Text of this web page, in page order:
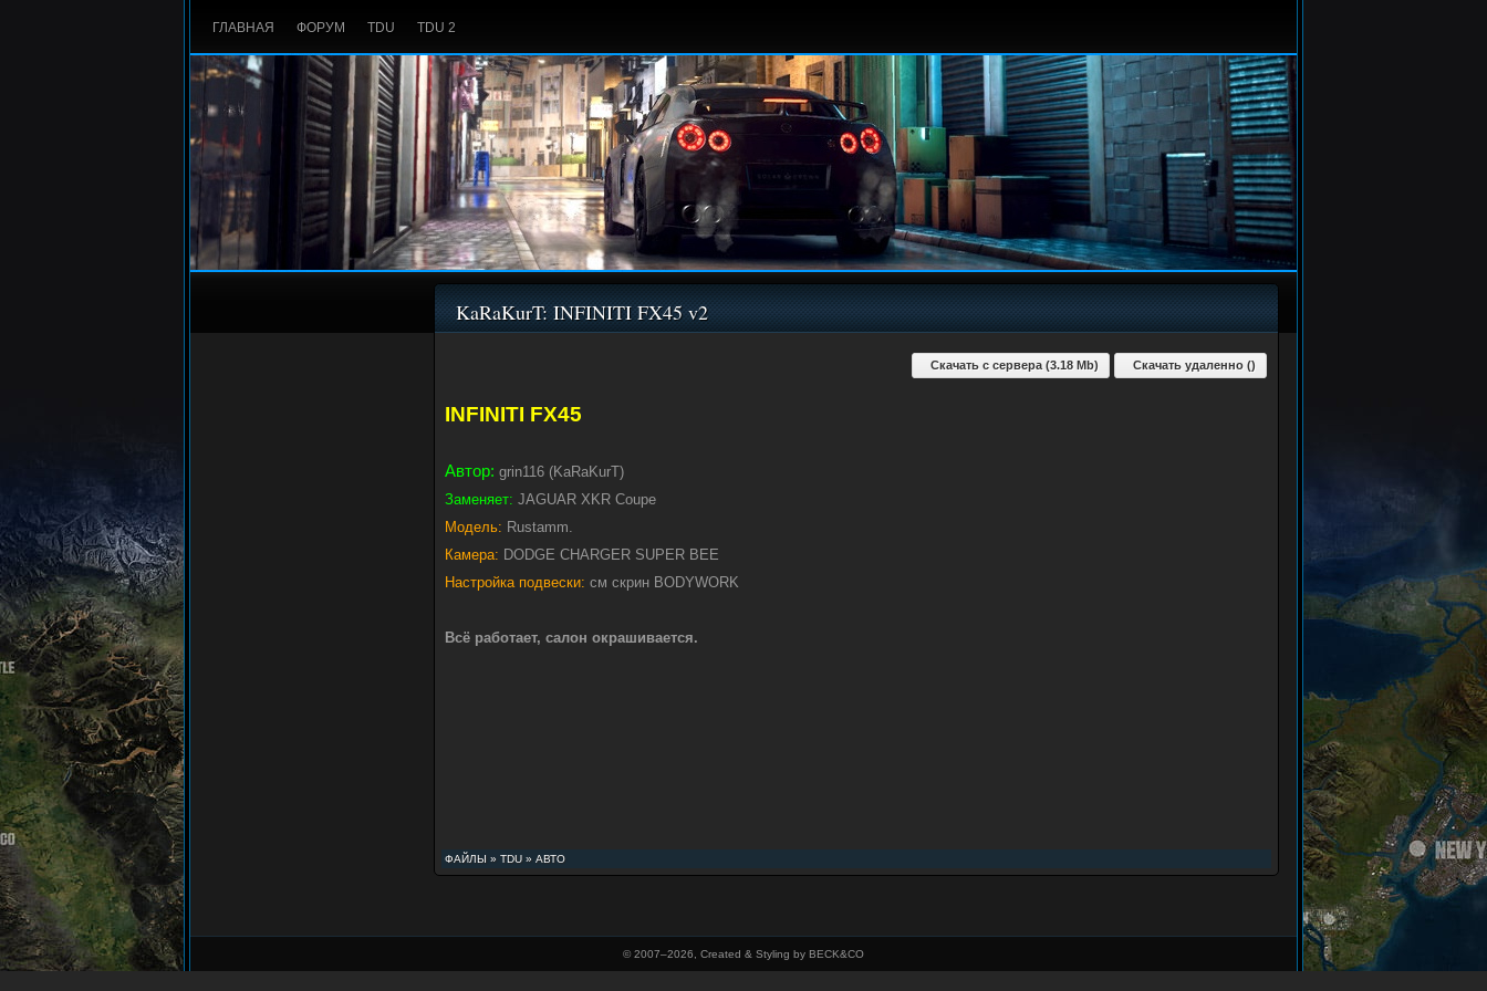
ГЛАВНАЯ ФОРУМ TDU TDU 2
KaRaKurT: INFINITI FX45 v2
Скачать с сервера (3.18 Mb) Скачать удаленно ()
INFINITI FX45
Автор: grin116 (KaRaKurT)
Заменяет: JAGUAR XKR Coupe
Модель: Rustamm.
Камера: DODGE CHARGER SUPER BEE
Настройка подвески: см скрин BODYWORK
Всё работает, салон окрашивается.
ФАЙЛЫ » TDU » АВТО
© 2007–2026, Created & Styling by BECK&CO